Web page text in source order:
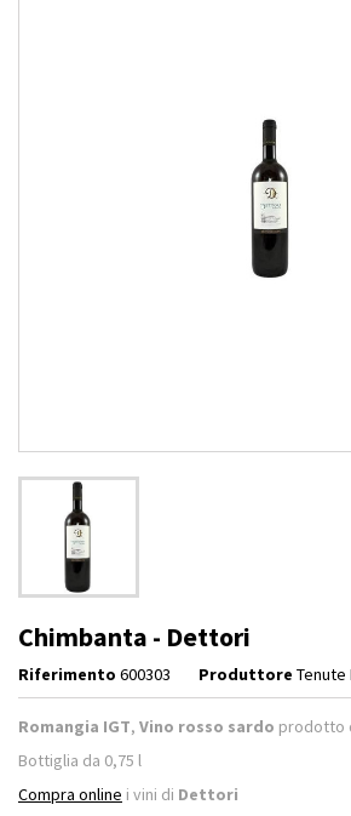
Chimbanta - Dettori
Riferimento 600303 Produttore
Romangia IGT, Vino rosso sardo prodotto
Bottiglia da 0,75 l
Compra online i vini di Dettori